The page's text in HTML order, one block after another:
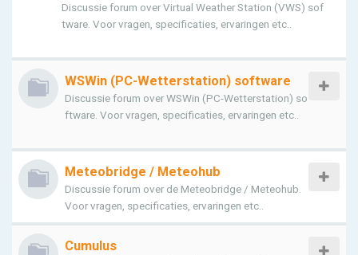
Discussie forum over Virtual Weather Station (VWS) sof
tware. Voor vragen, specificaties, ervaringen etc..
WSWin (PC-Wetterstation) software
Discussie forum over WSWin (PC-Wetterstation) so
ftware. Voor vragen, specificaties, ervaringen etc..
Meteobridge / Meteohub
Discussie forum over de Meteobridge / Meteohub.
Voor vragen, specificaties, ervaringen etc..
Cumulus